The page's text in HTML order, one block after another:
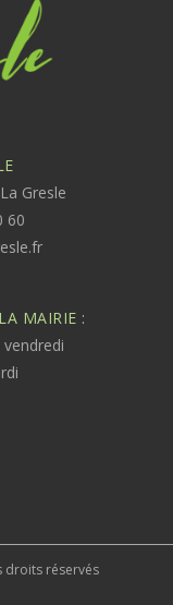
Gresle
60
MAIRIE :
droits réservés